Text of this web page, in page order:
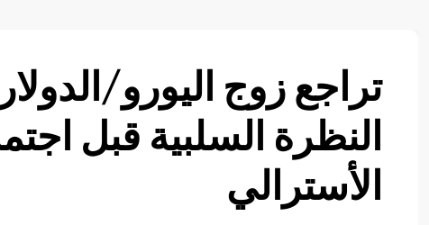
تراجع زوج اليورو/
النظرة السلبية قبل
الأسترالي